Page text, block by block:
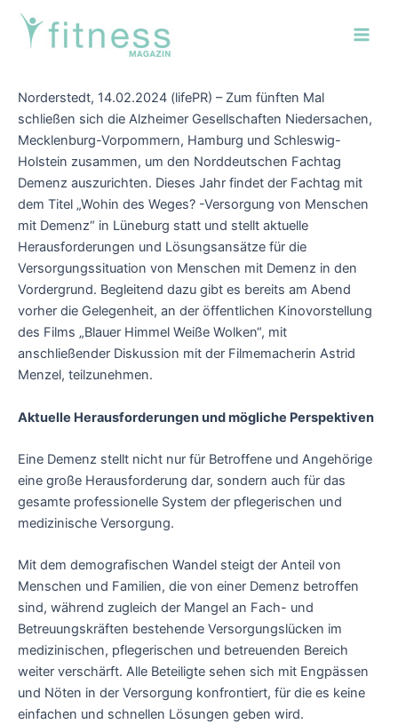
Zum
Inhalt
springen
Norderstedt, 14.02.2024 (lifePR) – Zum fünften Mal
schließen sich die Alzheimer Gesellschaften Niedersachen,
Mecklenburg-Vorpommern, Hamburg und Schleswig-
Holstein zusammen, um den Norddeutschen Fachtag
Demenz auszurichten. Dieses Jahr findet der Fachtag mit
dem Titel „Wohin des Weges? -Versorgung von Menschen
mit Demenz“ in Lüneburg statt und stellt aktuelle
Herausforderungen und Lösungsansätze für die
Versorgungssituation von Menschen mit Demenz in den
Vordergrund. Begleitend dazu gibt es bereits am Abend
vorher die Gelegenheit, an der öffentlichen Kinovorstellung
des Films „Blauer Himmel Weiße Wolken“, mit
anschließender Diskussion mit der Filmemacherin Astrid
Menzel, teilzunehmen.
Aktuelle Herausforderungen und mögliche Perspektiven
Eine Demenz stellt nicht nur für Betroffene und Angehörige
eine große Herausforderung dar, sondern auch für das
gesamte professionelle System der pflegerischen und
medizinische Versorgung.
Mit dem demografischen Wandel steigt der Anteil von
Menschen und Familien, die von einer Demenz betroffen
sind, während zugleich der Mangel an Fach- und
Betreuungskräften bestehende Versorgungslücken im
medizinischen, pflegerischen und betreuenden Bereich
weiter verschärft. Alle Beteiligte sehen sich mit Engpässen
und Nöten in der Versorgung konfrontiert, für die es keine
einfachen und schnellen Lösungen geben wird.
Post
navigation